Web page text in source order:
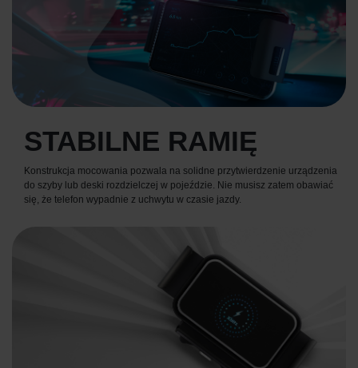
STABILNE RAMIĘ
Konstrukcja mocowania pozwala na solidne przytwierdzenie urządzenia
do szyby lub deski rozdzielczej w pojeździe. Nie musisz zatem obawiać
się, że telefon wypadnie z uchwytu w czasie jazdy.